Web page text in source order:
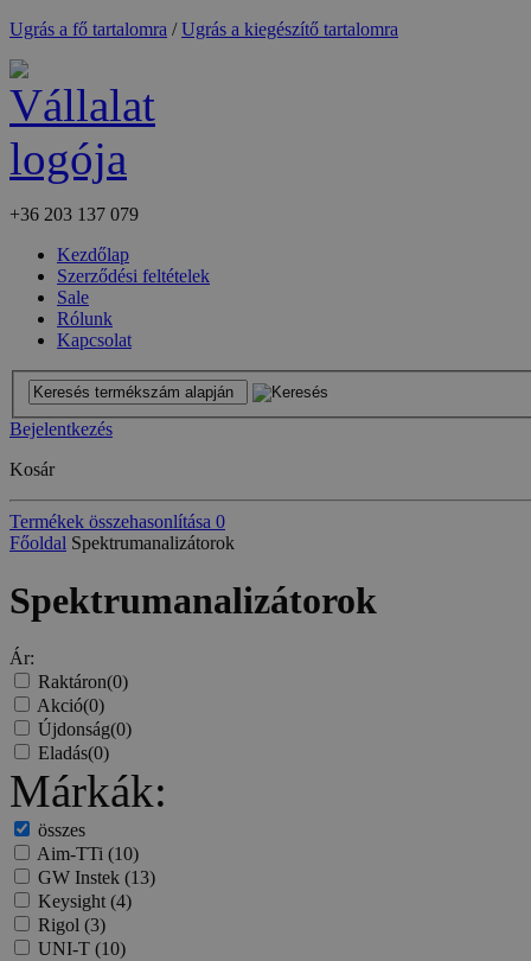
Ugrás a fő tartalomra /Ugrás a kiegészítő tartalomra
+36 203 137 079
Kezdőlap
Szerződési feltételek
Sale
Rólunk
Kapcsolat
Bejelentkezés
Kosár
Termékek összehasonlítása 0
Főoldal Spektrumanalizátorok
Spektrumanalizátorok
Ár:
Raktáron(0)
Akció(0)
Újdonság(0)
Eladás(0)
Márkák:
összes
Aim-TTi (10)
GW Instek (13)
Keysight(4)
Rigol (3)
UNI-T (10)